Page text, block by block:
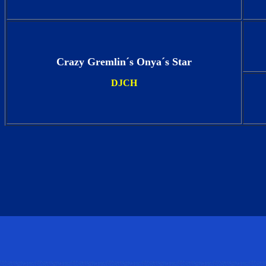
Crazy Gremlin´s Onya´s Star
DJCH